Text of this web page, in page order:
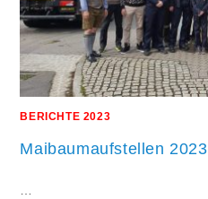
BERICHTE 2023
Maibaumaufstellen 2023
…